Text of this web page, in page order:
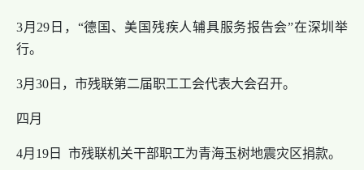
3月29日，“德国、美国残疾人辅具服务报告会”在深圳举
行。
3月30日，市残联第二届职工工会代表大会召开。
四月
4月19日 市残联机关干部职工为青海玉树地震灾区捐款。